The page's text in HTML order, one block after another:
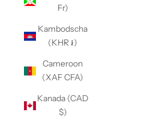
Fr)
Kambodscha
(KHR ៛)
Cameroon
(XAF CFA)
Kanada (CAD
$)